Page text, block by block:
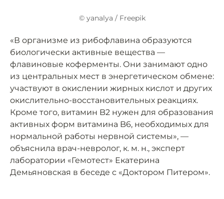
© yanalya / Freepik
«В организме из рибофлавина образуются
биологически активные вещества —
флавиновые коферменты. Они занимают одно
из центральных мест в энергетическом обмене:
участвуют в окислении жирных кислот и других
окислительно-восстановительных реакциях.
Кроме того, витамин B2 нужен для образования
активных форм витамина B6, необходимых для
нормальной работы нервной системы», —
объяснила врач-невролог, к. м. н., эксперт
лаборатории «Гемотест» Екатерина
Демьяновская в беседе с «Доктором Питером».